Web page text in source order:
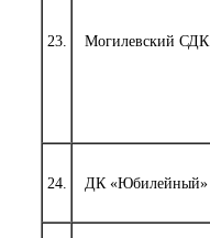
23. Могилевский СДК
24. ДК «Юбилейный»